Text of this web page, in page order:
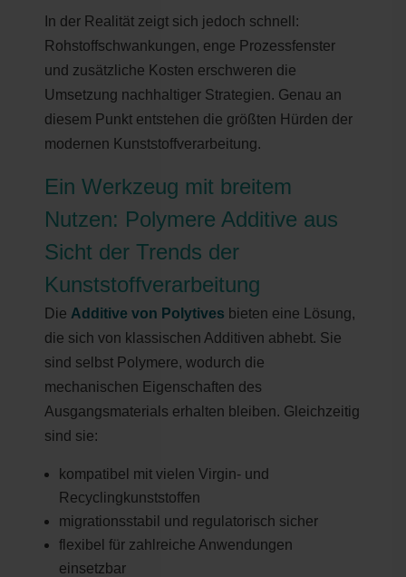
In der Realität zeigt sich jedoch schnell:
Rohstoffschwankungen, enge Prozessfenster
und zusätzliche Kosten erschweren die
Umsetzung nachhaltiger Strategien. Genau an
diesem Punkt entstehen die größten Hürden der
modernen Kunststoffverarbeitung.
Ein Werkzeug mit breitem
Nutzen: Polymere Additive aus
Sicht der Trends der
Kunststoffverarbeitung
Die Additive von Polytives bieten eine Lösung,
die sich von klassischen Additiven abhebt. Sie
sind selbst Polymere, wodurch die
mechanischen Eigenschaften des
Ausgangsmaterials erhalten bleiben. Gleichzeitig
sind sie:
kompatibel mit vielen Virgin- und
Recyclingkunststoffen
migrationsstabil und regulatorisch sicher
flexibel für zahlreiche Anwendungen
einsetzbar